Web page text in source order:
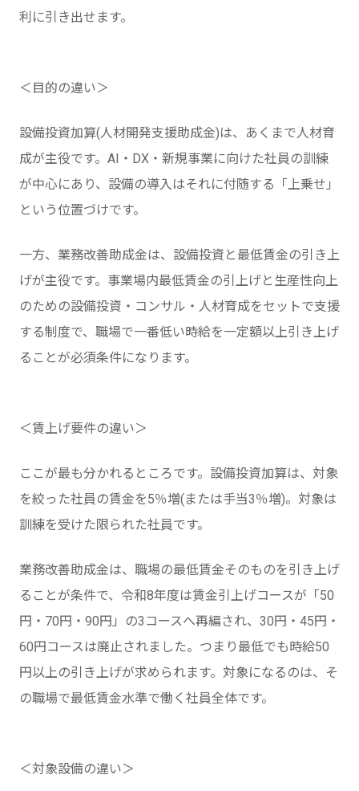
利に引き出せます。
＜目的の違い＞
設備投資加算(人材開発支援助成金)は、あくまで人材育
成が主役です。AI・DX・新規事業に向けた社員の訓練
が中心にあり、設備の導入はそれに付随する「上乗せ」
という位置づけです。
一方、業務改善助成金は、設備投資と最低賃金の引き上
げが主役です。事業場内最低賃金の引上げと生産性向上
のための設備投資・コンサル・人材育成をセットで支援
する制度で、職場で一番低い時給を一定額以上引き上げ
ることが必須条件になります。
＜賃上げ要件の違い＞
ここが最も分かれるところです。設備投資加算は、対象
を絞った社員の賃金を5％増(または手当3％増)。対象は
訓練を受けた限られた社員です。
業務改善助成金は、職場の最低賃金そのものを引き上げ
ることが条件で、令和8年度は賃金引上げコースが「50
円・70円・90円」の3コースへ再編され、30円・45円・
60円コースは廃止されました。つまり最低でも時給50
円以上の引き上げが求められます。対象になるのは、そ
の職場で最低賃金水準で働く社員全体です。
＜対象設備の違い＞